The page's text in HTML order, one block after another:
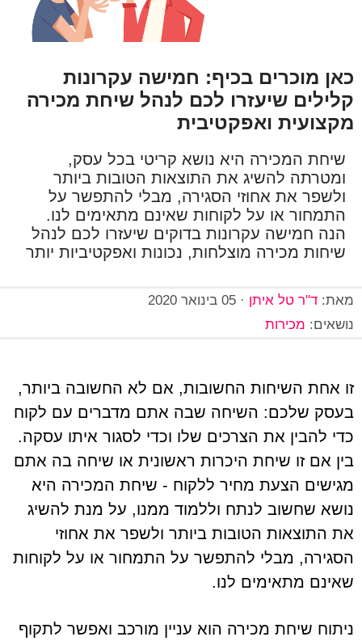
כאן מוכרים בכיף: חמישה עקרונות
קלילים שיעזרו לכם לנהל שיחת מכירה
מקצועית ואפקטיבית
שיחת המכירה היא נושא קריטי בכל עסק,
ומטרתה להשיג את התוצאות הטובות ביותר
ולשפר את אחוזי הסגירה, מבלי להתפשר על
התמחור או על לקוחות שאינם מתאימים לנו.
הנה חמישה עקרונות בדוקים שיעזרו לכם לנהל
שיחות מכירה מוצלחות, נכונות ואפקטיביות יותר
מאת: ד"ר טל איתן· 05 בינואר 2020
נושאים: מכירות
זו אחת השיחות החשובות, אם לא החשובה ביותר,
בעסק שלכם: השיחה שבה אתם מדברים עם לקוח
כדי להבין את הצרכים שלו וכדי לסגור איתו עסקה.
בין אם זו שיחת היכרות ראשונית או שיחה בה אתם
מגישים הצעת מחיר ללקוח - שיחת המכירה היא
נושא שחשוב לנתח וללמוד ממנו, על מנת להשיג
את התוצאות הטובות ביותר ולשפר את אחוזי
הסגירה, מבלי להתפשר על התמחור או על לקוחות
שאינם מתאימים לנו.
ניתוח שיחת מכירה הוא עניין מורכב ואפשר לתקוף